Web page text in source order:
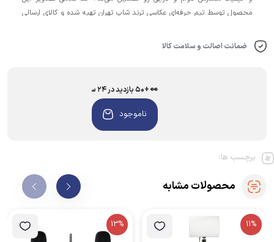
محصول توسط تیم حرفه‌ای عکاسی ترند شاپ تهران تهیه شده و کالای ارسالی
ضمانت اصالت و سلامت کالا
👀 +۵۰ بازدید در ۲۴ ساعت اخیر
ناموجود
برچسب ها:
محصولات مشابه
11%
13%